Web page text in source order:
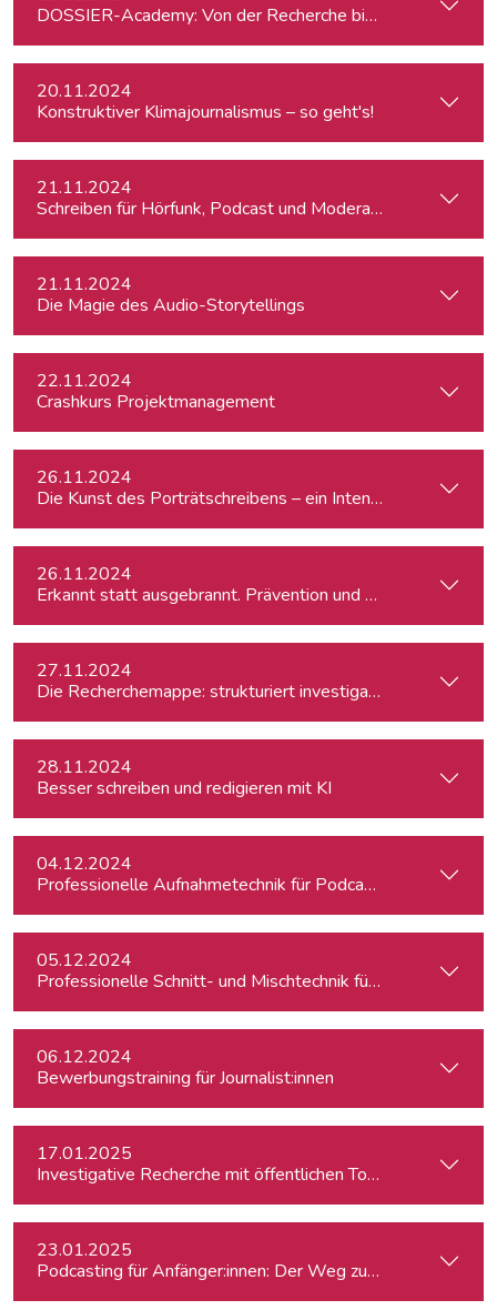
DOSSIER-Academy: Von der Recherche bis zur
20.11.2024
Konstruktiver Klimajournalismus – so geht's!
21.11.2024
Schreiben für Hörfunk, Podcast und Moderation
21.11.2024
Die Magie des Audio-Storytellings
22.11.2024
Crashkurs Projektmanagement
26.11.2024
Die Kunst des Porträtschreibens – ein Intensiv-Workshop
26.11.2024
Erkannt statt ausgebrannt. Prävention und Erste-Hilfe bei
27.11.2024
Die Recherchemappe: strukturiert investigativ arbeiten,
28.11.2024
Besser schreiben und redigieren mit KI
04.12.2024
Professionelle Aufnahmetechnik für Podcasts
05.12.2024
Professionelle Schnitt- und Mischtechnik für Podcasts
06.12.2024
Bewerbungstraining für Journalist:innen
17.01.2025
Investigative Recherche mit öffentlichen Tools – von
23.01.2025
Podcasting für Anfänger:innen: Der Weg zum eigenen